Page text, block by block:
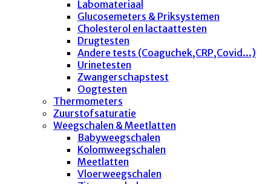
Labomateriaal
Glucosemeters & Priksystemen
Cholesterol en lactaattesten
Drugtesten
Andere tests (Coaguchek,CRP,Covid...)
Urinetesten
Zwangerschapstest
Oogtesten
Thermometers
Zuurstofsaturatie
Weegschalen & Meetlatten
Babyweegschalen
Kolomweegschalen
Meetlatten
Vloerweegschalen